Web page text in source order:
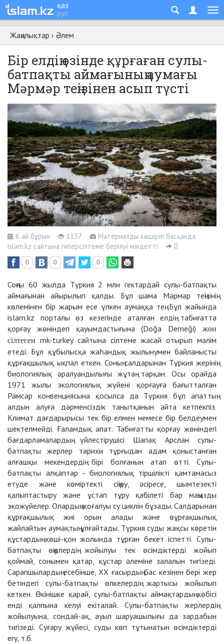
қаз
рус
Жаңалықтар › Әлем
Бір елдің өзінде құрғаған сулы-
батпақты аймағының аумағы
Мәрмәр теңізінен асып түсті
6 ай бұрын 1137
Материалды көшіріп басқанда
islam.kz сайтына гиперсілтеме берілуі міндетті
0
0 0 0
Соңғы 60 жылда Түркия 2 млн гектардай сулы-батпақты
аймағынан айырылып қалды. Бұл шама Мәрмәр теңізінің
көлемінен бір жарым есе үлкен аумаққа тең. Бұл жайында
islam.kz порталы өз кезегінде аталған елдің табиғатта
қорғау жөніндегі қауымдастығына (Doğa Derneği) жөн
сілтеген mk-turkey сайтына сілтеме жасай отырып мәлім
етеді. Бұл құбылысқа жаһандық жылынумен байланысты
құрғақшылық ықпал еткен. Соның салдарынан Түркия жерінің
биологиялық әралуандылығы жұтаң тарқан. Осы орайда
1971 жылы экологиялық жүйені қорғауға бағытталған
Рамсар конвенциясына қосылса да Түркия бұл апаттың
алдын алуға дәрменсіздік танытқанын айта кетпекпіз.
Климат дағдарырысы тек бір елмен немесе бір белдеумен
шектелмейді. Ғаламдық апат. Табиғатты қорғау жөніндегі
бағдарламалардың үйлестірушісі Шапақ Арслан сулы-
батпақты жерлер тарихи тұрғыдан адам қоныстанған
алғашқы мекендердің бірі болғанын атап өтті. Сулы-
батпақты алқаптар - биологиялық тіршілікті қамтамасыз
етуде және көміртекті сіңіру, әсіресе, шымтезекті
қалыптастыру және ұстап тұру қабілеті бар маңызды
экожүйелер. Олардың жоғалуы су циклін бұзады. Салдарынан
құрғақшылық жиі орын алады және өұрғақшылық
жайлайтын аумақтың ұлғайтады. Түркия суды жақсы көретін
құстардың көші-қон жолында тұрған бекет іспетті. Сулы-
батпақты өңірлердің жойылуы тек өсімдіктерді жойып
қоймай, сонымен қатар, құстар әлеміне залалын тигізеді.
Сарапшылардың есебінше, ХХ ғасырдың бас кезінен бері жер
бетіндегі сулы-батпақты өлкелердің жартысы жойылып
кеткен. Өкінішке қарай, сулы-батпақты аймақтардың көбісі
енді қалпына келуі екіталай. Сулы-батпақты жерлердің
жойылуына, сондай-ақ, ауыл шаруашылығы да зардабын
тигізеді. Суғару жүйесі, суды көп тұтынатын өсімдіктерді
егу, т.б.